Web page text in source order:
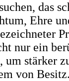
das
Ehre
nur ein
stärker
von